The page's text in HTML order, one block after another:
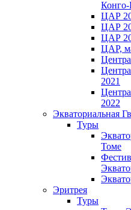
ЦАР
ЦАР
ЦАР
ЦАР,
2021
2022
Экваториальная
Туры
Томе
Эритрея
Туры